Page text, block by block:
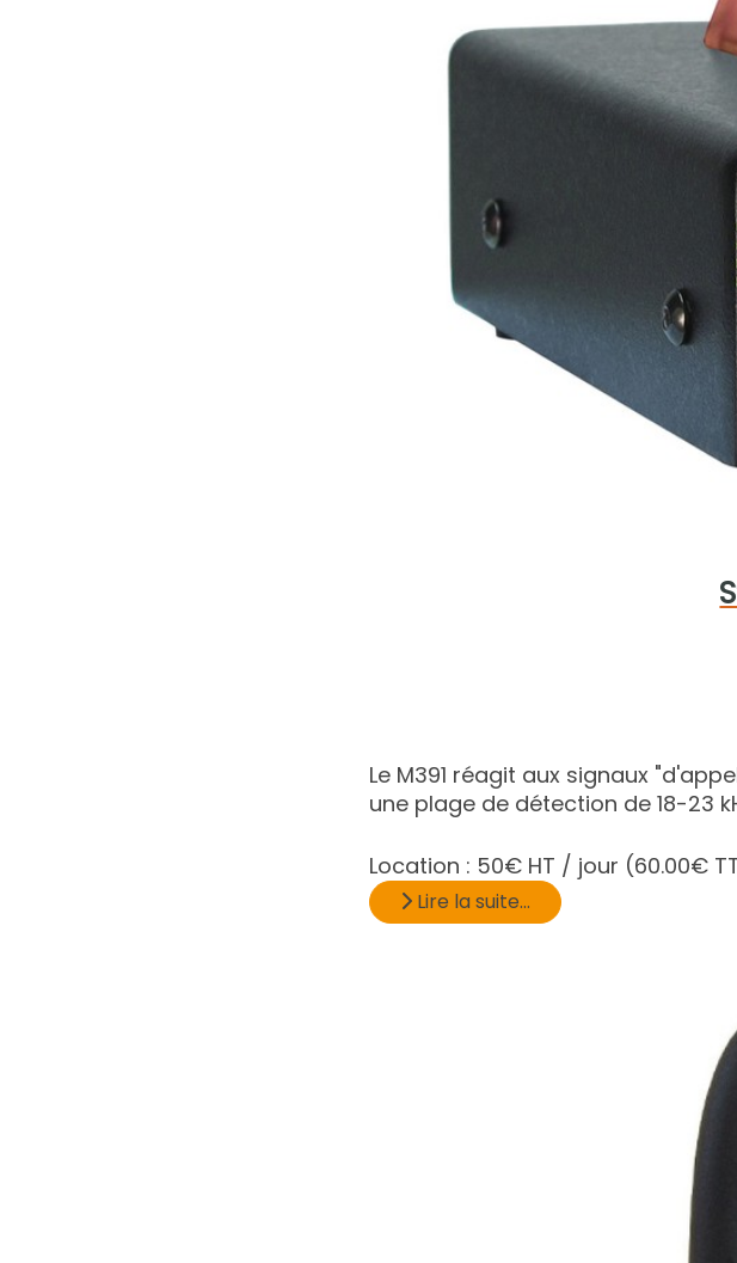
Le M391 réagit aux signaux
une plage de détection de 18-23
Location : 50€ HT / jour (60.00€
Lire la suite...